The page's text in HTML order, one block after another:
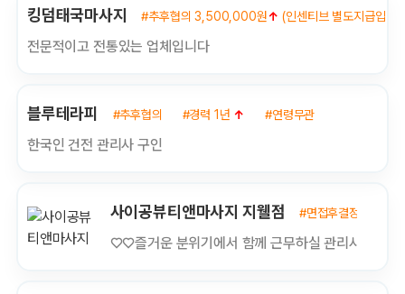
킹덤태국마사지 #추후협의 3,500,000원↑ (인센티브 별도지급입니
전문적이고 전통있는 업체입니다
블루테라피 #추후협의 #경력 1년 ↑ #연령무관
한국인 건전 관리사 구인
사이공뷰티앤마사지 지웰점 #면접후결정 (경력자
♡♡즐거운 분위기에서 함께 근무하실 관리사 모십